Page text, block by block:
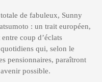
de fabuleux, Sunny
: un trait européen,
coup d’éclats
qui, selon le
pensionnaires, paraîtront
possible.